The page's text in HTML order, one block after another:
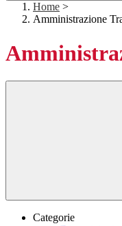
Home >
Amministrazione
Categorie